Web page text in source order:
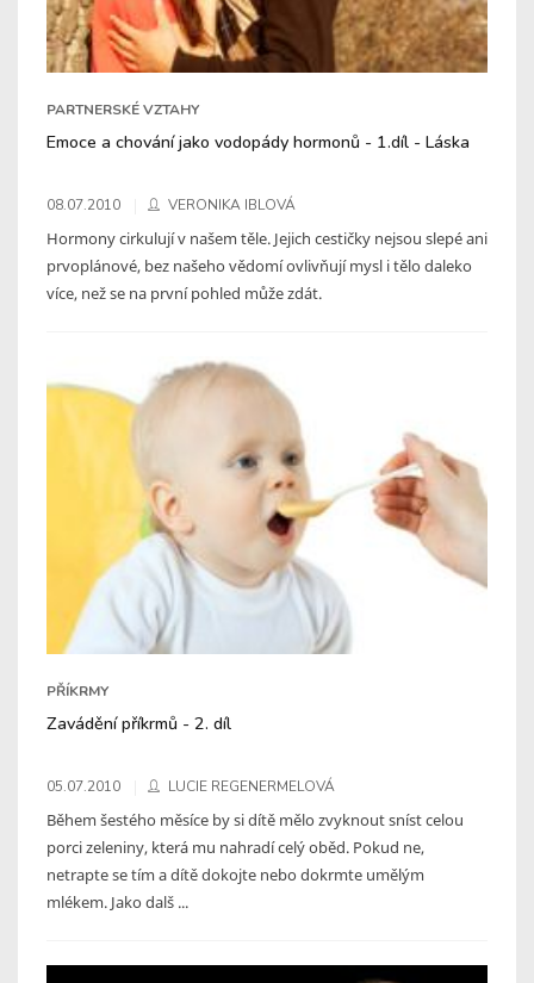
PARTNERSKÉ VZTAHY
Emoce a chování jako vodopády hormonů - 1.díl - Láska
08.07.2010 VERONIKA IBLOVÁ
Hormony cirkulují v našem těle. Jejich cestičky nejsou slepé ani
prvoplánové, bez našeho vědomí ovlivňují mysl i tělo daleko
více, než se na první pohled může zdát.
PŘÍKRMY
Zavádění příkrmů - 2. díl
05.07.2010 LUCIE REGENERMELOVÁ
Během šestého měsíce by si dítě mělo zvyknout sníst celou
porci zeleniny, která mu nahradí celý oběd. Pokud ne,
netrapte se tím a dítě dokojte nebo dokrmte umělým
mlékem. Jako dalš ...